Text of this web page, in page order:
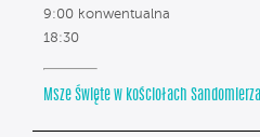
9:00 konwentualna
18:30
Msze Święte w kościołach Sandomierza